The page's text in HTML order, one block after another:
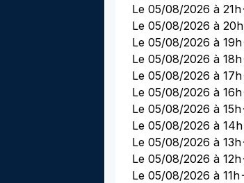
Le 05/08/2026 à 21h
Le 05/08/2026 à 20h
Le 05/08/2026 à 19h
Le 05/08/2026 à 18h
Le 05/08/2026 à 17h
Le 05/08/2026 à 16h
Le 05/08/2026 à 15h
Le 05/08/2026 à 14h
Le 05/08/2026 à 13h
Le 05/08/2026 à 12h
Le 05/08/2026 à 11h